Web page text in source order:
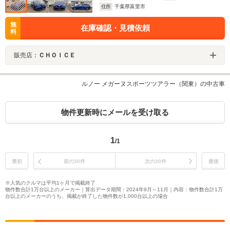
住所
千葉県富里市
無
料
在庫確認・見積依頼
販売店： ＣＨＯＩＣＥ
ルノー メガーヌスポーツツアラー（関東）の中古車
物件更新時にメールを受け取る
1/1
最初 前の30件 次の30件 最後
※人気のクルマは平均1ヶ月で掲載終了
物件数合計1万台以上のメーカー｜算出データ期間：2024年9月～11月｜内容：物件数合計1万
台以上のメーカーのうち、掲載が終了した物件数が1,000台以上の場合